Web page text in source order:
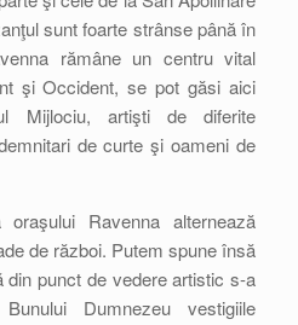
sunt foarte strânse până în
rămâne un centru vital
şi Occident, se pot găsi aici
Mijlociu, artişti de diferite
de curte şi oameni de
Ravenna alternează
de război. Putem spune însă
din punct de vedere artistic s-a
Dumnezeu vestigiile